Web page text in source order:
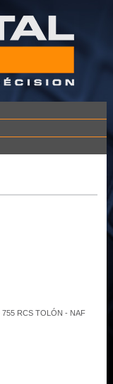
755 RCS TOLÓN - NAF